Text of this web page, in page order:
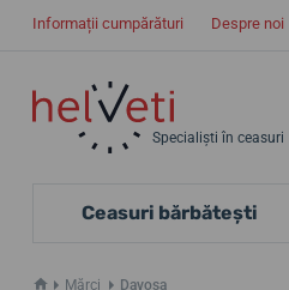
Informații cumpărături Despre noi
Specialiști în ceasuri
Ceasuri bărbătești
Mărci Davosa